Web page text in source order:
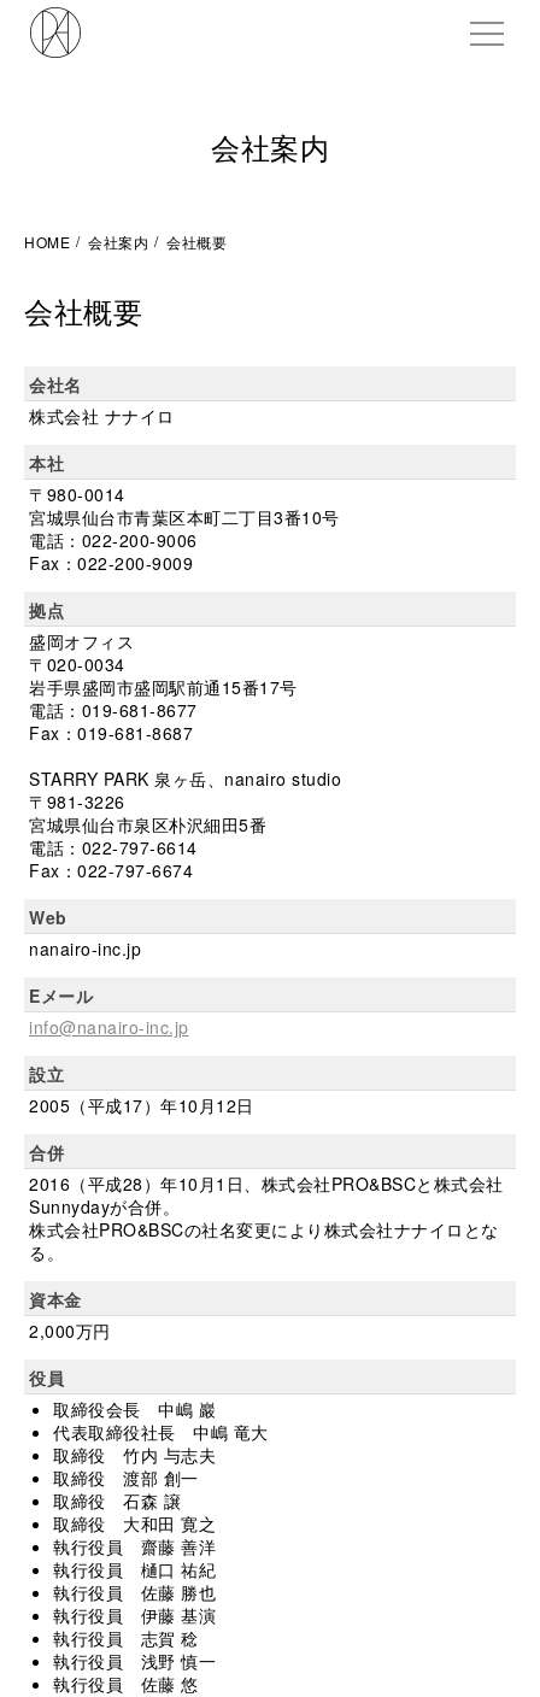
会社案内
HOME 会社案内 会社概要
会社概要
会社名
株式会社 ナナイロ
本社
〒980-0014
宮城県仙台市青葉区本町二丁目3番10号
電話：022-200-9006
Fax：022-200-9009
拠点
盛岡オフィス
〒020-0034
岩手県盛岡市盛岡駅前通15番17号
電話：019-681-8677
Fax：019-681-8687
STARRY PARK 泉ヶ岳、nanairo studio
〒981-3226
宮城県仙台市泉区朴沢細田5番
電話：022-797-6614
Fax：022-797-6674
Web
nanairo-inc.jp
Eメール
info@nanairo-inc.jp
設立
2005（平成17）年10月12日
合併
2016（平成28）年10月1日、株式会社PRO&BSCと株式会社
Sunnydayが合併。
株式会社PRO&BSCの社名変更により株式会社ナナイロとな
る。
資本金
2,000万円
役員
取締役会長 中嶋 巖
代表取締役社長 中嶋 竜大
取締役 竹内 与志夫
取締役 渡部 創一
取締役 石森 譲
取締役 大和田 寛之
執行役員 齋藤 善洋
執行役員 樋口 祐紀
執行役員 佐藤 勝也
執行役員 伊藤 基演
執行役員 志賀 稔
執行役員 浅野 慎一
執行役員 佐藤 悠